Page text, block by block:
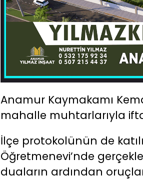
Anamur Kaymakamı
mahalle muhtarlarıyla
İlçe protokolünün de
Öğretmenevi’nde
duaların ardından